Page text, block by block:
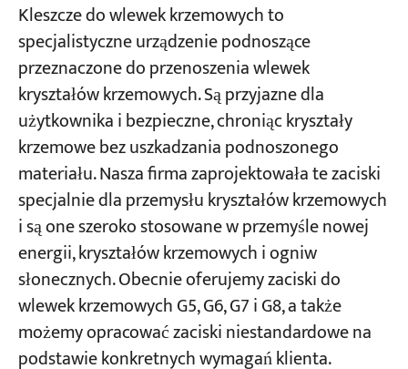
Kleszcze do wlewek krzemowych to
specjalistyczne urządzenie podnoszące
przeznaczone do przenoszenia wlewek
kryształów krzemowych. Są przyjazne dla
użytkownika i bezpieczne, chroniąc kryształy
krzemowe bez uszkadzania podnoszonego
materiału. Nasza firma zaprojektowała te zaciski
specjalnie dla przemysłu kryształów krzemowych
i są one szeroko stosowane w przemyśle nowej
energii, kryształów krzemowych i ogniw
słonecznych. Obecnie oferujemy zaciski do
wlewek krzemowych G5, G6, G7 i G8, a także
możemy opracować zaciski niestandardowe na
podstawie konkretnych wymagań klienta.